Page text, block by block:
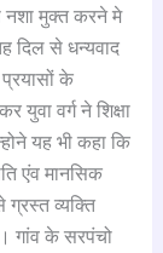
मुक्त करने मे
दिल से धन्यवाद
के
युवा वर्ग ने शिक्षा
यह भी कहा कि
एंव मानसिक
व्यक्ति
गांव के सरपंचो